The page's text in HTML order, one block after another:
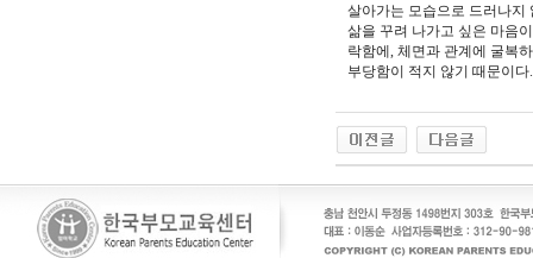
살아가는 모습으로 드러나지
삶을 꾸려 나가고 싶은 마음
락함에, 체면과 관계에 굴복
부당함이 적지 않기 때문이다.